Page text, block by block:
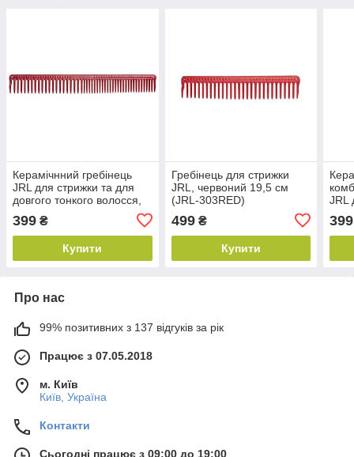
Керамічнний гребінець
JRL для стрижки та для
довгого тонкого волосся,
399 ₴
Купити
Гребінець для стрижки
JRL, червоний 19,5 cм
(JRL-303RED)
499₴
Купити
JRL
234
399
Про нас
99% позитивних з 137 відгуків за рік
Працює з 07.05.2018
м. Київ
Київ, Україна
Контакти
Сьогодні працює з 09:00 до 19:00